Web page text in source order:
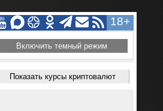
18+
Включить темный режим
Показать курсы криптовалют